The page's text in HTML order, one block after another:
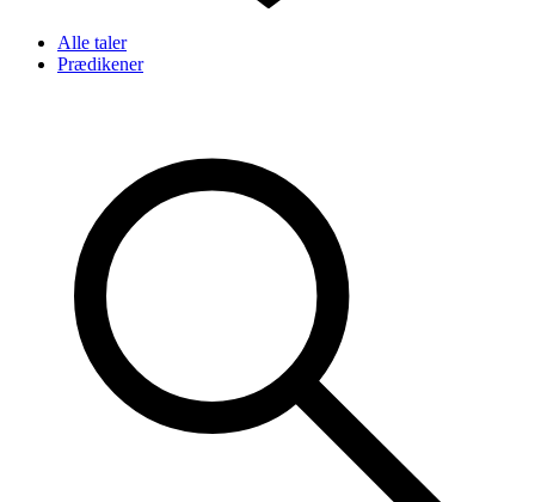
Alle taler
Prædikener